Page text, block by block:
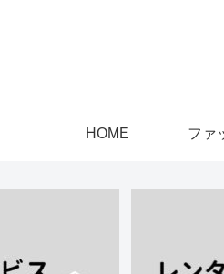
HOME ファ